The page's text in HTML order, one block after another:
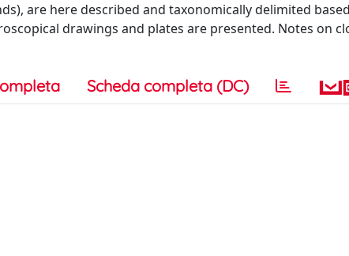
are here described and taxonomically delimited
drawings and plates are presented. Notes on
Scheda completa (DC)